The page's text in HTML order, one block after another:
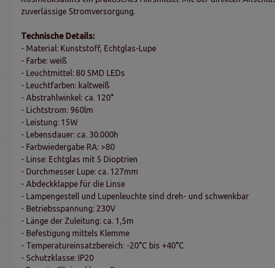
zuverlässige Stromversorgung.
Technische Details:
- Material: Kunststoff, Echtglas-Lupe
- Farbe: weiß
- Leuchtmittel: 80 SMD LEDs
- Leuchtfarben: kaltweiß
- Abstrahlwinkel: ca. 120°
- Lichtstrom: 960lm
- Leistung: 15W
- Lebensdauer: ca. 30.000h
- Farbwiedergabe RA: >80
- Linse: Echtglas mit 5 Dioptrien
- Durchmesser Lupe: ca. 127mm
- Abdeckklappe für die Linse
- Lampengestell und Lupenleuchte sind dreh- und schwenkbar
- Betriebsspannung: 230V
- Länge der Zuleitung: ca. 1,5m
- Befestigung mittels Klemme
- Temperatureinsatzbereich: -20°C bis +40°C
- Schutzklasse: IP20